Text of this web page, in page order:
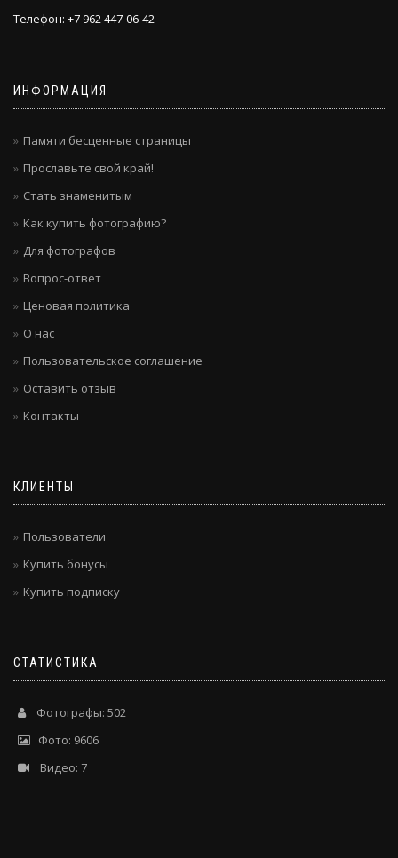
Телефон: +7 962 447-06-42
ИНФОРМАЦИЯ
Памяти бесценные страницы
Прославьте свой край!
Стать знаменитым
Как купить фотографию?
Для фотографов
Вопрос-ответ
Ценовая политика
О нас
Пользовательское соглашение
Оставить отзыв
Контакты
КЛИЕНТЫ
Пользователи
Купить бонусы
Купить подписку
СТАТИСТИКА
Фотографы: 502
Фото: 9606
Видео: 7